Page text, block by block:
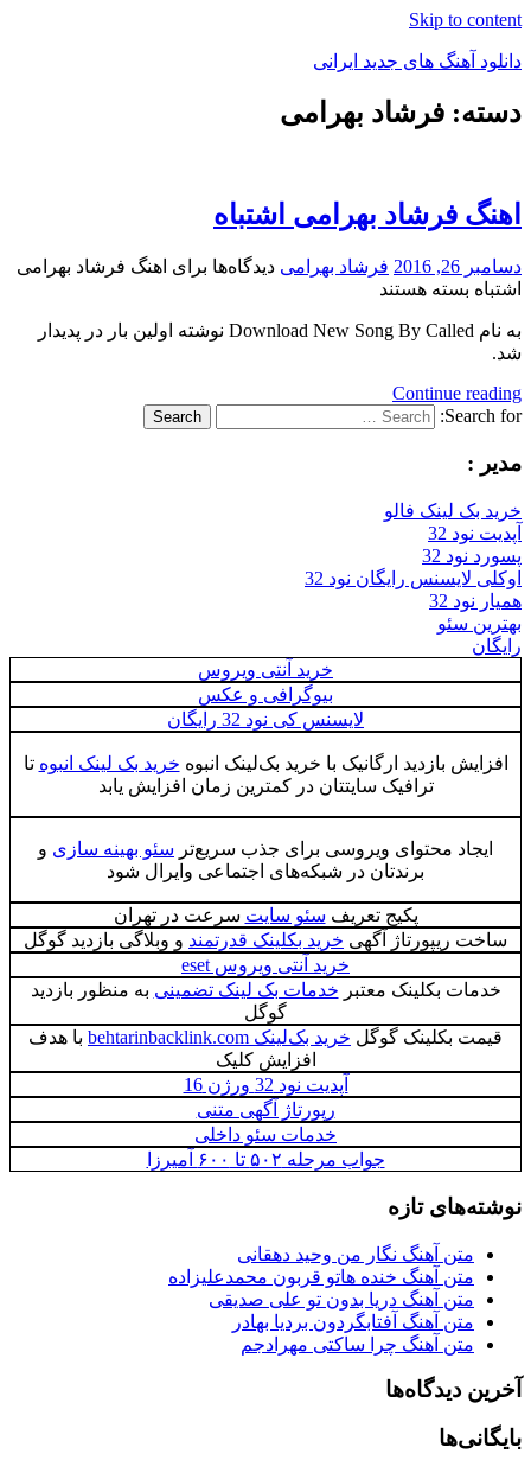
Skip to content
دانلود آهنگ های جدید ایرانی
دانلود
دسته: فرشاد بهرامی
اهنگ فرشاد بهرامی اشتباه
دسامبر 26, 2016 فرشاد بهرامی دیدگاه‌ها برای اهنگ فرشاد بهرامی
اشتباه بسته هستند
به نام Download New Song By Called نوشته اولین بار در پدیدار
شد.
Continue reading
Search for:
Search
مدیر :
خرید بک لینک فالو
آپدیت نود 32
پسورد نود 32
اوکلی لایسنس رایگان نود 32
همیار نود 32
بهترین سئو
رایگان
خرید آنتی ویروس
بیوگرافی و عکس
لایسنس کی نود 32 رایگان
افزایش بازدید ارگانیک با خرید بک‌لینک انبوه خرید بک لینک انبوه تا
ترافیک سایتتان در کمترین زمان افزایش یابد
ایجاد محتوای ویروسی برای جذب سریع‌تر سئو بهینه سازی و
برندتان در شبکه‌های اجتماعی وایرال شود
پکیج تعریف سئو سایت سرعت در تهران
ساخت ریپورتاژ آگهی خرید بکلینک قدرتمند و وبلاگی بازدید گوگل
خرید آنتی ویروس eset
خدمات بکلینک معتبر خدمات بک لینک تضمینی به منظور بازدید
گوگل
قیمت بکلینک گوگل خرید بک‌لینک behtarinbacklink.com
با هدف
افزایش کلیک
آپدیت نود 32 ورژن 16
رپورتاژ آگهی متنی
خدمات سئو داخلی
جواب مرحله ۵۰۲ تا ۶۰۰ آمیرزا
نوشته‌های تازه
متن آهنگ نگار من وحید دهقانی
متن آهنگ خنده هاتو قربون محمدعلیزاده
متن آهنگ دریا بدون تو علی صدیقی
متن آهنگ آفتابگردون بردیا بهادر
متن آهنگ چرا ساکتی مهرادجم
آخرین دیدگاه‌ها
بایگانی‌ها